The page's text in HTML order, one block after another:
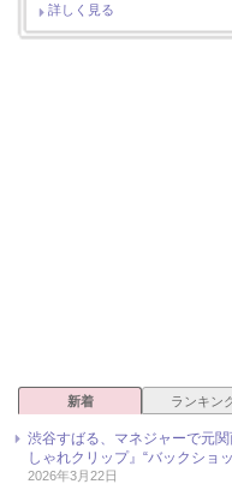
詳しく見る
新着 ランキン
渋谷すばる、マネジャーで元
しゃれクリップ』“バックショ
2026年3月22日